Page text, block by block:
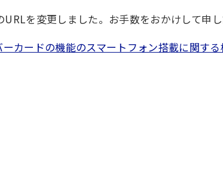
を変更しました。お手数をおかけして申
カードの機能のスマートフォン搭載に関する